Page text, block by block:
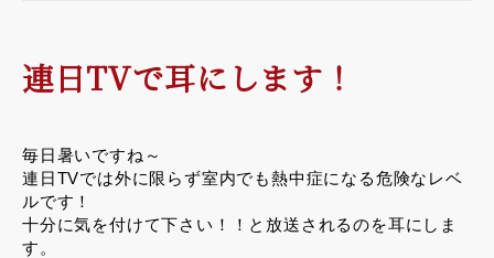
連日TVで耳にします！
毎日暑いですね～
連日TVでは外に限らず室内でも熱中症になる危険なレベ
ルです！
十分に気を付けて下さい！！と放送されるのを耳にしま
す。